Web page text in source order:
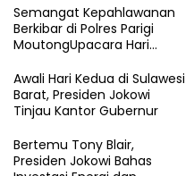
Semangat Kepahlawanan
Berkibar di Polres Parigi
MoutongUpacara Hari
dengan Nuansa Patriotisme
Awali Hari Kedua di Sulawesi
Barat, Presiden Jokowi
Tinjau Kantor Gubernur
Bertemu Tony Blair,
Presiden Jokowi Bahas